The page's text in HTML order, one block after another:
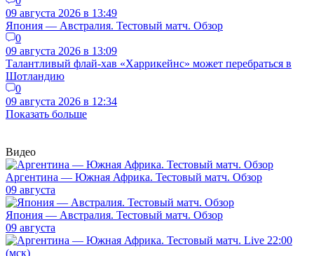
09 августа 2026 в 13:49
Япония — Австралия. Тестовый матч. Обзор
0
09 августа 2026 в 13:09
Талантливый флай-хав «Харрикейнс» может перебраться в
Шотландию
0
09 августа 2026 в 12:34
Показать больше
Видео
Аргентина — Южная Африка. Тестовый матч. Обзор
09 августа
Япония — Австралия. Тестовый матч. Обзор
09 августа